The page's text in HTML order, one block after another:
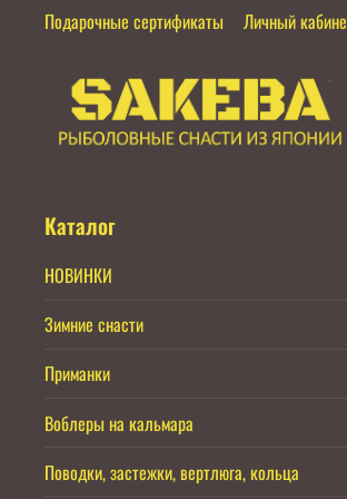
Подарочные сертификаты Личный
Каталог
НОВИНКИ
Зимние снасти
Приманки
Воблеры на кальмара
Поводки, застежки, вертлюга, кольца